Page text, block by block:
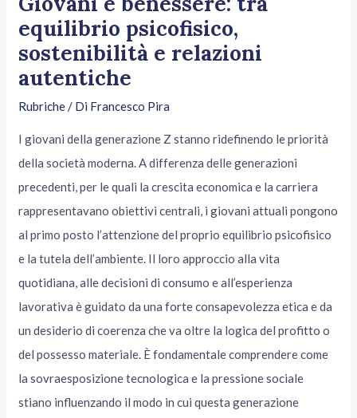
equilibrio psicofisico,
sostenibilità e relazioni
autentiche
Rubriche/ Di Francesco Pira
I giovani della generazione Z stanno ridefinendo le priorità
della società moderna. A differenza delle generazioni
precedenti, per le quali la crescita economica e la carriera
rappresentavano obiettivi centrali, i giovani attuali pongono
al primo posto l’attenzione del proprio equilibrio psicofisico
e la tutela dell’ambiente. Il loro approccio alla vita
quotidiana, alle decisioni di consumo e all’esperienza
lavorativa è guidato da una forte consapevolezza etica e da
un desiderio di coerenza che va oltre la logica del profitto o
del possesso materiale. È fondamentale comprendere come
la sovraesposizione tecnologica e la pressione sociale
stiano influenzando il modo in cui questa generazione